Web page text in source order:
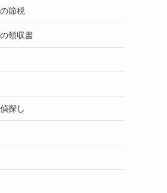
公式サイト
節税
領収書
探し